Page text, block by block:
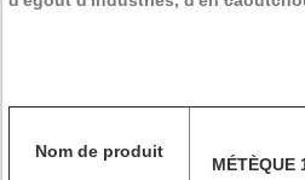
Nom de produit